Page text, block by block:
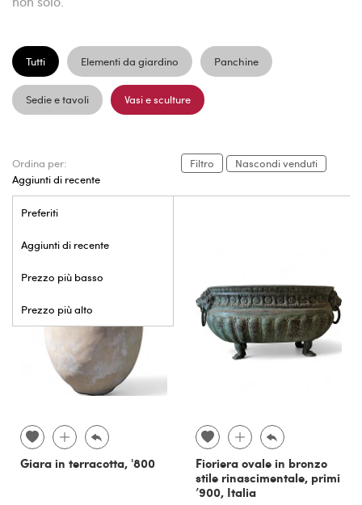
Tutti Elementi da giardino Panchine
Sedie e tavoli Vasi e sculture
Ordina per:
Aggiunti di recente
Preferiti
Aggiunti di recente
Prezzo più basso
Prezzo più alto
Filtro Nascondi venduti
Giara in terracotta, '800
Fioriera ovale in bronzo
stile rinascimentale, primi
’900, Italia